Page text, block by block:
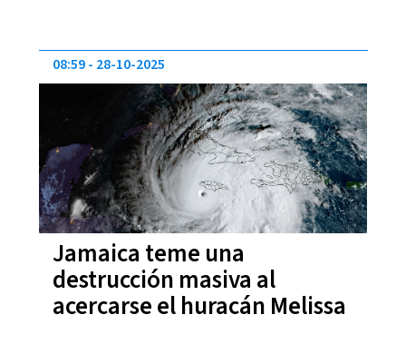
Jamaica teme una
destrucción masiva al
acercarse el huracán Melissa
08:59 28-10-2025